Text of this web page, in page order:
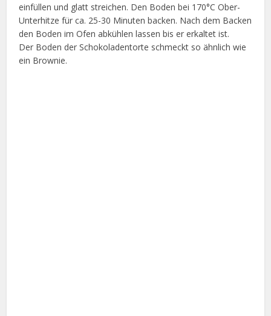
einfüllen und glatt streichen. Den Boden bei 170°C Ober-
Unterhitze für ca. 25-30 Minuten backen. Nach dem Backen
den Boden im Ofen abkühlen lassen bis er erkaltet ist.
Der Boden der Schokoladentorte schmeckt so ähnlich wie
ein Brownie.